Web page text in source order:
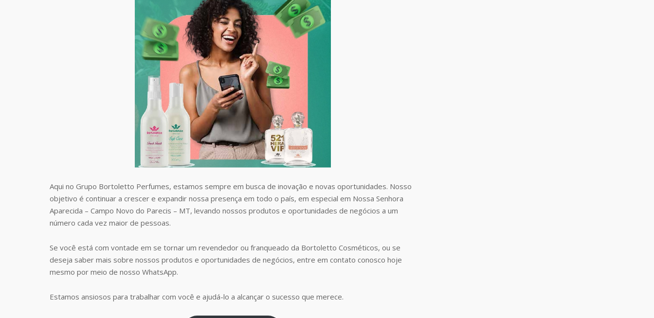
Aqui no Grupo Bortoletto Perfumes, estamos sempre em busca de inovação e novas oportunidades. Nosso
objetivo é continuar a crescer e expandir nossa presença em todo o país, em especial em Nossa Senhora
Aparecida – Campo Novo do Parecis – MT, levando nossos produtos e oportunidades de negócios a um
número cada vez maior de pessoas.
Se você está com vontade em se tornar um revendedor ou franqueado da Bortoletto Cosméticos, ou se
deseja saber mais sobre nossos produtos e oportunidades de negócios, entre em contato conosco hoje
mesmo por meio de nosso WhatsApp.
Estamos ansiosos para trabalhar com você e ajudá-lo a alcançar o sucesso que merece.